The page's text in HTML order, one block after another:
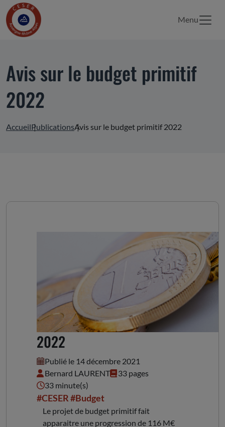
Menu
Avis sur le budget primitif
2022
AccueilPublicationsAvis sur le budget primitif 2022
Avis sur le budget primitif
2022
Publié le 14 décembre 2021
Bernard LAURENT
33 pages
33 minute(s)
#CESER#Budget
Le projet de budget primitif fait
apparaitre une progression de 116 M€